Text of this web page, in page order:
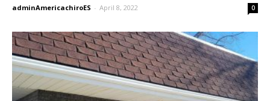
adminAmericachiroES - April 8, 2022 0